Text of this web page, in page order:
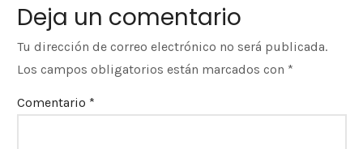
Deja un comentario
Tu dirección de correo electrónico no será publicada.
Los campos obligatorios están marcados con *
Comentario *